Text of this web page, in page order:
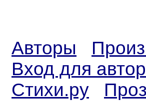
Авторы
Вход для
Стихи.ру